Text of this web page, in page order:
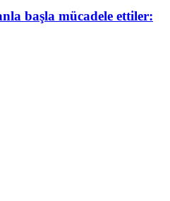
başla mücadele ettiler: